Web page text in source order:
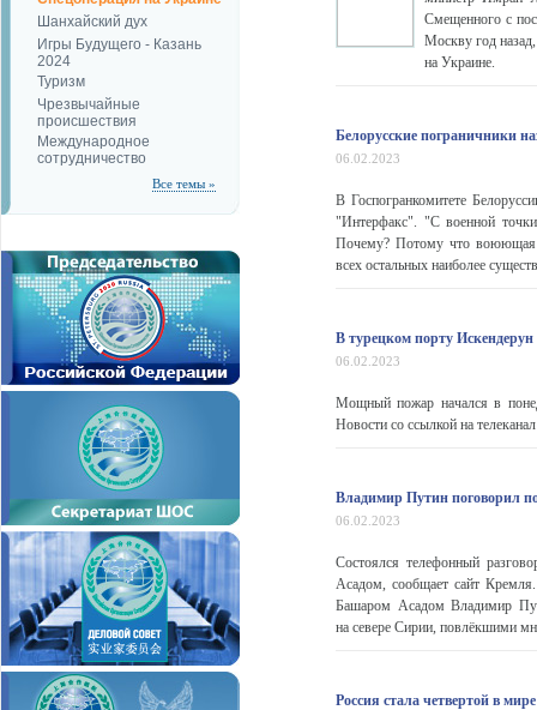
Шанхайский дух
Игры Будущего - Казань
2024
Туризм
Чрезвычайные
происшествия
Международное
сотрудничество
Все темы »
Смещенного с
Москву год
на Украине.
Белорусские пограничники
06.02.2023
В Госпогранкомитете
"Интерфакс". "С военной
Почему? Потому что воюющая
всех остальных наиболее
В турецком порту
06.02.2023
Мощный пожар начался в
Новости со ссылкой на
Владимир Путин поговорил
06.02.2023
Состоялся телефонный
Асадом, сообщает сайт
Башаром Асадом Владимир
на севере Сирии, повлёкшими
Россия стала четвертой в